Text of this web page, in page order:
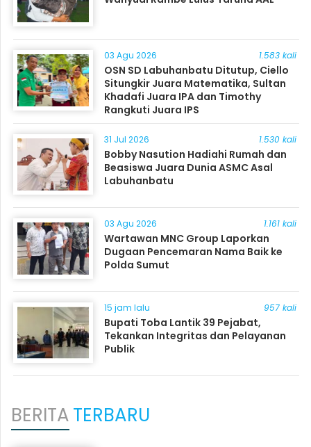
03 Agu 2026 1.583 kali
OSN SD Labuhanbatu Ditutup, Ciello
Situngkir Juara Matematika, Sultan
Khadafi Juara IPA dan Timothy
Rangkuti Juara IPS
31 Jul 2026 1.530 kali
Bobby Nasution Hadiahi Rumah dan
Beasiswa Juara Dunia ASMC Asal
Labuhanbatu
03 Agu 2026 1.161 kali
Wartawan MNC Group Laporkan
Dugaan Pencemaran Nama Baik ke
Polda Sumut
15 jam lalu 957 kali
Bupati Toba Lantik 39 Pejabat,
Tekankan Integritas dan Pelayanan
Publik
BERITATERBARU